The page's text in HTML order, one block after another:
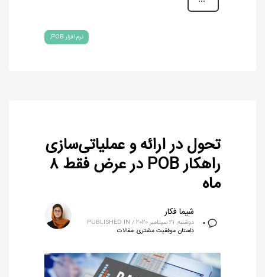
نرم افزار POB
تحول در ارائه‌ و عملیاتی‌سازی
راهکار POB در عرض فقط ۸
ماه
0
شیما فکار
دوشنبه, 21 سپتامبر 2020 /
PUBLISHED IN
داستان موفقیت مشتری, مقالات